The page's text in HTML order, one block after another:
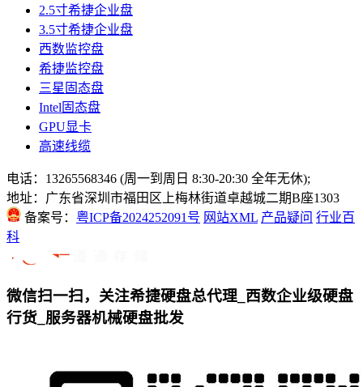
2.5寸希捷企业盘
3.5寸希捷企业盘
西数监控盘
希捷监控盘
三星固态盘
Intel固态盘
GPU显卡
高速线缆
电话：13265568346 (周一到周日 8:30-20:30 全年无休);
地址：广东省深圳市福田区上梅林街道卓越城二期B座1303
备案号： 粤ICP备2024252091号 网站XML 产品疑问 行业百
科
微信扫一扫，关注希捷硬盘总代理_西数企业级硬盘
行货_服务器机械硬盘批发